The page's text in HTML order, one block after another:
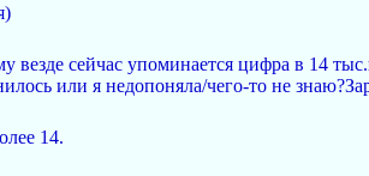
везде сейчас упоминается цифра в 14
или я недопоняла/чего-то не
14.